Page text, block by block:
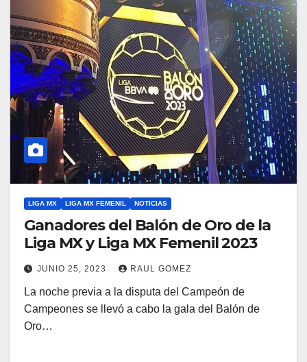
LIGA MX LIGA MX FEMENIL NOTICIAS
Ganadores del Balón de Oro de la
Liga MX y Liga MX Femenil 2023
JUNIO 25, 2023 RAUL GOMEZ
La noche previa a la disputa del Campeón de
Campeones se llevó a cabo la gala del Balón de
Oro…